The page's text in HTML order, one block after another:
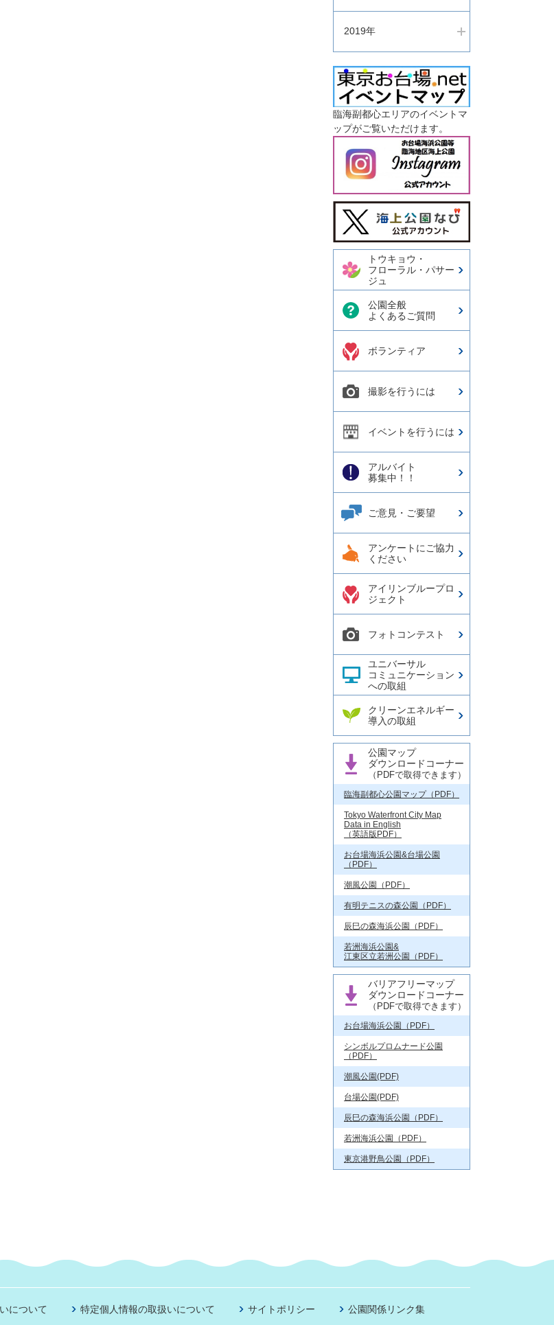
2019年
臨海副都心エリアのイベントマ
ップがご覧いただけます。
今日の東京港埠頭㈱【公式
X】
トウキョウ・
フローラル・パサー
ジュ
公園全般
よくあるご質問
ボランティア
撮影を行うには
イベントを行うには
アルバイト
募集中！！
ご意見・ご要望
アンケートにご協力
ください
アイリンブループロ
ジェクト
フォトコンテスト
ユニバーサル
コミュニケーション
への取組
クリーンエネルギー
導入の取組
公園マップ
ダウンロードコーナー
（PDFで取得できます）
臨海副都心公園マップ（PDF）
Tokyo Waterfront City Map
Data in English
（英語版PDF）
お台場海浜公園&台場公園
（PDF）
潮風公園（PDF）
有明テニスの森公園（PDF）
辰巳の森海浜公園（PDF）
若洲海浜公園&
江東区立若洲公園（PDF）
バリアフリーマップ
ダウンロードコーナー
（PDFで取得できます）
お台場海浜公園（PDF）
シンボルプロムナード公園
（PDF）
潮風公園(PDF)
台場公園(PDF)
辰巳の森海浜公園（PDF）
若洲海浜公園（PDF）
東京港野鳥公園（PDF）
について 特定個人情報の取扱いについて サイトポリシー 公園関係リンク集